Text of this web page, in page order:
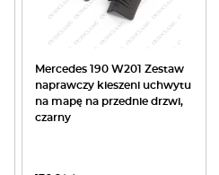
Mercedes 190 W201 Zestaw
naprawczy kieszeni uchwytu
na mapę na przednie drzwi,
czarny